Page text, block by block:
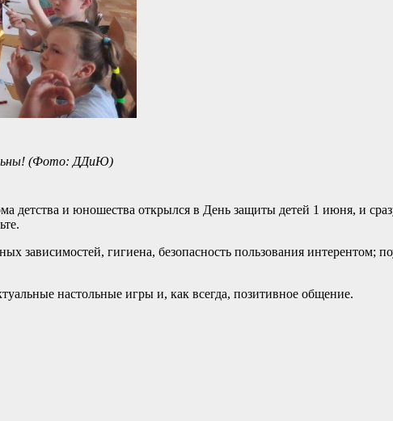
(Фото: ДДиЮ)
детства и юношества открылся в День защиты детей 1 июня, и
зависимостей, гигиена, безопасность пользования интерентом;
настольные игры и, как всегда, позитивное общение.